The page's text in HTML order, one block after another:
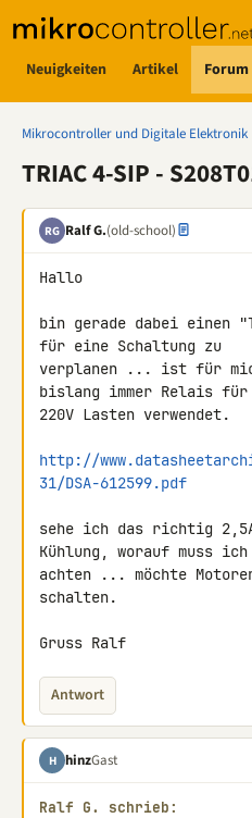
Neuigkeiten Artikel Forum
Mikrocontroller und Digitale Elektronik
TRIAC 4-SIP -
RG Ralf G.(old-school)
Hallo
bin gerade dabei einen
für eine Schaltung zu
verplanen ... ist für
bislang immer Relais für
220V Lasten verwendet.
http://
31/DSA-612599.pdf
sehe ich das richtig
Kühlung, worauf muss ich
achten ... möchte
schalten.
Gruss Ralf
Antwort
H hinzGast
Ralf G. schrieb: